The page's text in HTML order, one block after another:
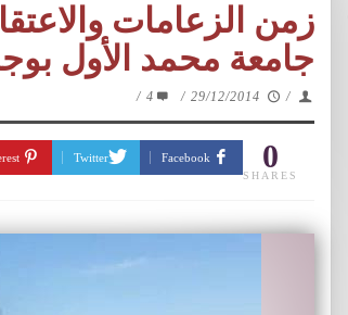
زمن الزعامات
جامعة محمد الأول
/
29/12/2014
/
4
/
0
SHARES
Facebook
Twitter